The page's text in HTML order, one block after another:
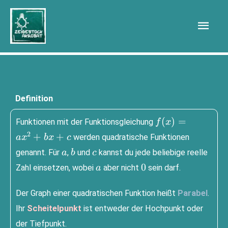
Zum
Inhalt
springen
Definition
Funk­tio­nen mit der Funk­ti­ons­glei­chung f (x) =
ax2 + bx + cwer­den qua­dra­ti­sche Funk­tio­nen
genannt. Für a
a, b
b und c
c kannst du jede belie­bi­ge reel­le
Zahl ein­set­zen, wobei a
a aber nicht 0
0 sein darf.
Der Graph einer qua­dra­ti­schen Funk­ti­on heißt Para­bel .
Ihr Schei­tel­punkt ist ent­we­der der Hoch­punkt oder
der Tiefpunkt.